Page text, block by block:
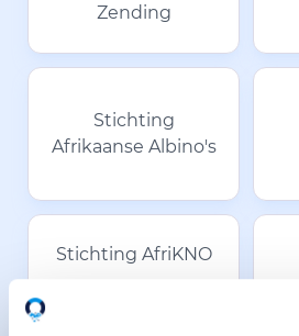
Zending
Stichting
Afrikaanse Albino's
Stichting AfriKNO